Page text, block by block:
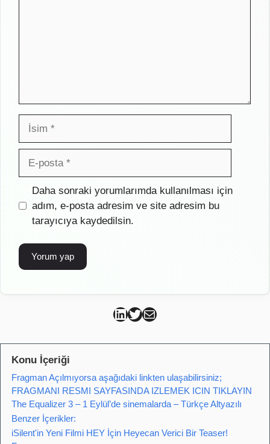
İsim
posta
İnternet
sitesi
Daha sonraki yorumlarımda kullanılması için
adım, e-posta adresim ve site adresim bu
tarayıcıya kaydedilsin.
Can Kütahya Linkedin
Can Kütahya Twitter
Can Kütahya Mail
Konu İçeriği
Fragman Açılmıyorsa aşağıdaki linkten ulaşabilirsiniz;
FRAGMANI RESMI SAYFASINDA IZLEMEK ICIN TIKLAYIN
The Equalizer 3 – 1 Eylül’de sinemalarda – Türkçe Altyazılı
Benzer İçerikler:
iSilent'in Yeni Filmi HEY İçin Heyecan Verici Bir Teaser!